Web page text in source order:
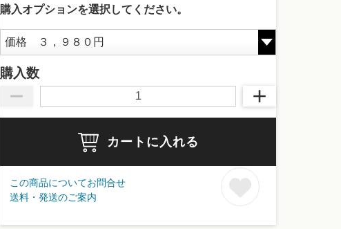
購入オプションを選択してください。
購入数
カートに入れる
この商品についてお問合せ
送料・発送のご案内